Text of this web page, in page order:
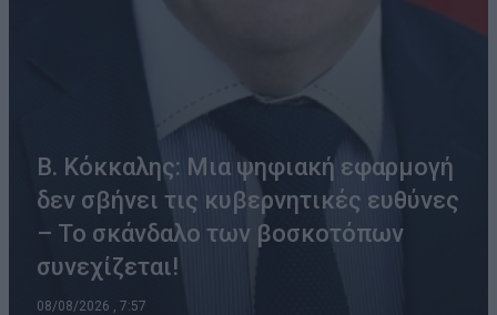
Β. Κόκκαλης: Μια ψηφιακή εφαρμογή
δεν σβήνει τις κυβερνητικές ευθύνες
– Το σκάνδαλο των βοσκοτόπων
συνεχίζεται!
08/08/2026 , 7:57